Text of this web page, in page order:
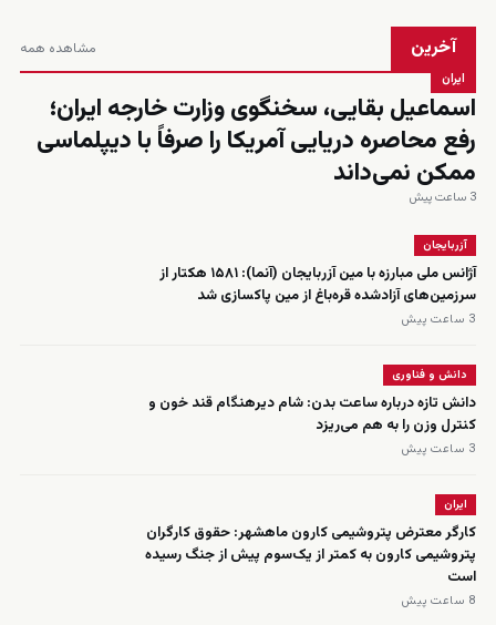
آخرین مشاهده همه
ایران
اسماعیل بقایی، سخنگوی وزارت خارجه ایران؛
رفع محاصره دریایی آمریکا را صرفاً با دیپلماسی
ممکن نمی‌داند
3 ساعت پیش
آزربایجان
آژانس ملی مبارزه با مین آزربایجان (آنما): ۱۵۸۱ هکتار از
سرزمین‌های آزادشده قره‌باغ از مین پاکسازی شد
3 ساعت پیش
دانش و فناوری
دانش تازه درباره ساعت بدن: شام دیرهنگام قند خون و
کنترل وزن را به هم می‌ریزد
3 ساعت پیش
ایران
کارگر معترض پتروشیمی کارون ماهشهر: حقوق کارگران
پتروشیمی کارون به کمتر از یک‌سوم پیش از جنگ رسیده
است
8 ساعت پیش